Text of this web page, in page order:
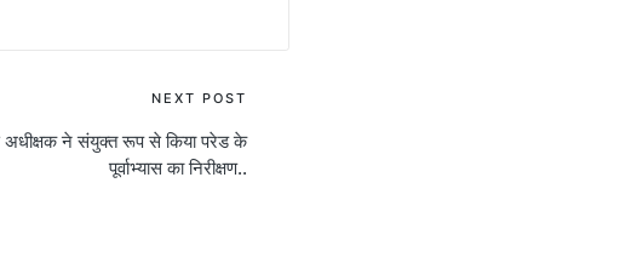
NEXT POST
अधीक्षक ने संयुक्त रूप से किया परेड के
पूर्वाभ्यास का निरीक्षण..